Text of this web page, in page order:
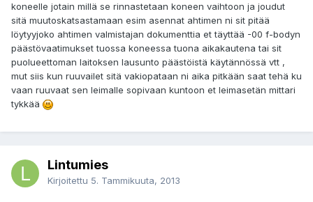
koneelle jotain millä se rinnastetaan koneen vaihtoon ja joudut
sitä muutoskatsastamaan esim asennat ahtimen ni sit pitää
löytyyjoko ahtimen valmistajan dokumenttia et täyttää -00 f-bodyn
päästövaatimukset tuossa koneessa tuona aikakautena tai sit
puolueettoman laitoksen lausunto päästöistä käytännössä vtt ,
mut siis kun ruuvailet sitä vakiopataan ni aika pitkään saat tehä ku
vaan ruuvaat sen leimalle sopivaan kuntoon et leimasetän mittari
tykkää
Lintumies
Kirjoitettu 5. Tammikuuta, 2013